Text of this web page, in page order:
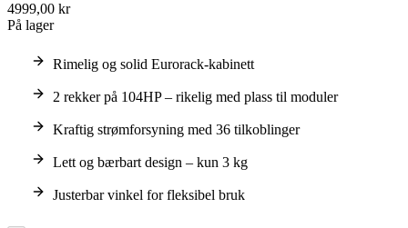
4999,00 kr
På lager
Rimelig og solid Eurorack-kabinett
2 rekker på 104HP – rikelig med plass til moduler
Kraftig strømforsyning med 36 tilkoblinger
Lett og bærbart design – kun 3 kg
Justerbar vinkel for fleksibel bruk